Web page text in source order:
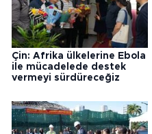
Çin: Afrika ülkelerine Ebola
ile mücadelede destek
vermeyi sürdüreceğiz